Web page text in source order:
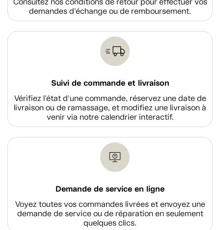
demandes d'échange ou de remboursement.
Suivi de commande et livraison
Vérifiez l'état d'une commande, réservez une date de
livraison ou de ramassage, et modifiez une livraison à
venir via notre calendrier interactif.
Demande de service en ligne
Voyez toutes vos commandes livrées et envoyez une
demande de service ou de réparation en seulement
quelques clics.